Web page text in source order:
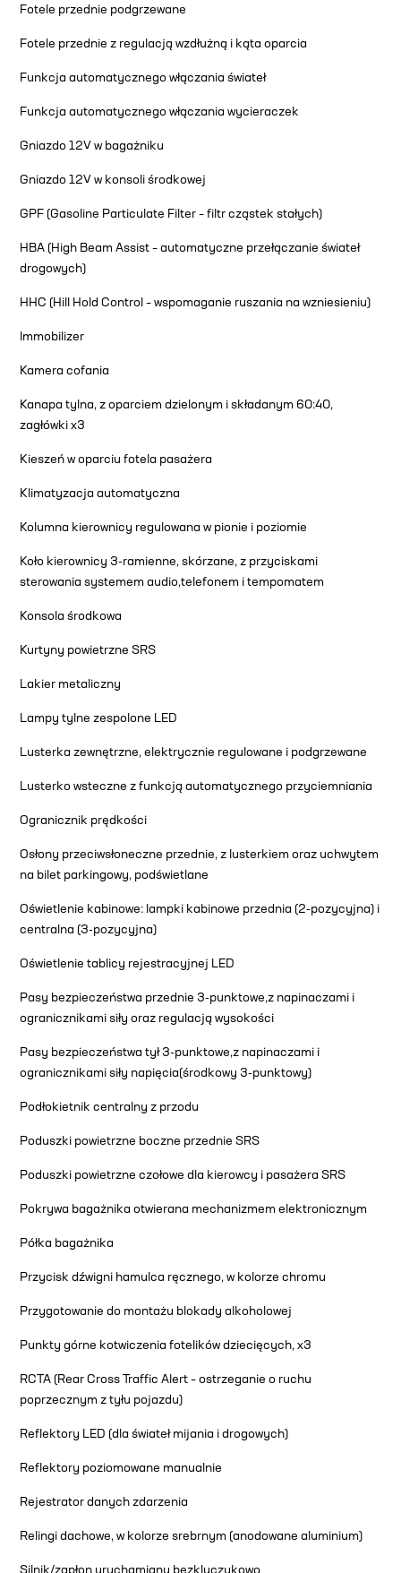
Fotele przednie podgrzewane
Fotele przednie z regulacją wzdłużną i kąta oparcia
Funkcja automatycznego włączania świateł
Funkcja automatycznego włączania wycieraczek
Gniazdo 12V w bagażniku
Gniazdo 12V w konsoli środkowej
GPF (Gasoline Particulate Filter – filtr cząstek stałych)
HBA (High Beam Assist – automatyczne przełączanie świateł
drogowych)
HHC (Hill Hold Control – wspomaganie ruszania na wzniesieniu)
Immobilizer
Kamera cofania
Kanapa tylna, z oparciem dzielonym i składanym 60:40,
zagłówki x3
Kieszeń w oparciu fotela pasażera
Klimatyzacja automatyczna
Kolumna kierownicy regulowana w pionie i poziomie
Koło kierownicy 3-ramienne, skórzane, z przyciskami
sterowania systemem audio,telefonem i tempomatem
Konsola środkowa
Kurtyny powietrzne SRS
Lakier metaliczny
Lampy tylne zespolone LED
Lusterka zewnętrzne, elektrycznie regulowane i podgrzewane
Lusterko wsteczne z funkcją automatycznego przyciemniania
Ogranicznik prędkości
Osłony przeciwsłoneczne przednie, z lusterkiem oraz uchwytem
na bilet parkingowy, podświetlane
Oświetlenie kabinowe: lampki kabinowe przednia (2-pozycyjna) i
centralna (3-pozycyjna)
Oświetlenie tablicy rejestracyjnej LED
Pasy bezpieczeństwa przednie 3-punktowe,z napinaczami i
ogranicznikami siły oraz regulacją wysokości
Pasy bezpieczeństwa tył 3-punktowe,z napinaczami i
ogranicznikami siły napięcia(środkowy 3-punktowy)
Podłokietnik centralny z przodu
Poduszki powietrzne boczne przednie SRS
Poduszki powietrzne czołowe dla kierowcy i pasażera SRS
Pokrywa bagażnika otwierana mechanizmem elektronicznym
Półka bagażnika
Przycisk dźwigni hamulca ręcznego, w kolorze chromu
Przygotowanie do montażu blokady alkoholowej
Punkty górne kotwiczenia fotelików dziecięcych, x3
RCTA (Rear Cross Traffic Alert – ostrzeganie o ruchu
poprzecznym z tyłu pojazdu)
Reflektory LED (dla świateł mijania i drogowych)
Reflektory poziomowane manualnie
Rejestrator danych zdarzenia
Relingi dachowe, w kolorze srebrnym (anodowane aluminium)